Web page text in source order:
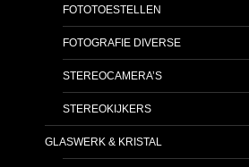
FOTOTOESTELLEN
FOTOGRAFIE DIVERSE
STEREOCAMERA’S
STEREOKIJKERS
GLASWERK & KRISTAL